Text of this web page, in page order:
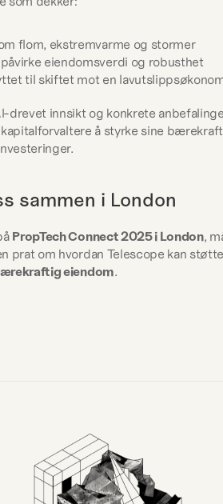
flom, ekstremvarme og stormer
eiendomsverdi og robusthet
til skiftet mot en
drevet innsikt og konkrete
å styrke sine
sammen i London
PropTech Connect 2025 i London,
eiendom.